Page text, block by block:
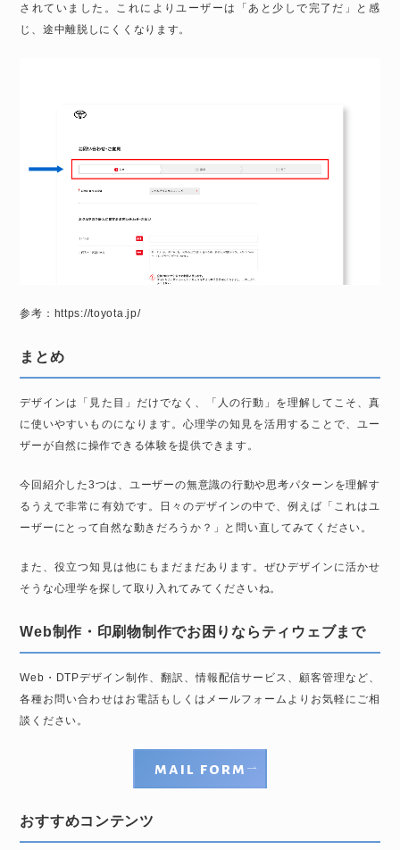
されていました。これによりユーザーは「あと少しで完了だ」と感
じ、途中離脱しにくくなります。
参考： https://toyota.jp/
まとめ
デザインは「見た目」だけでなく、「人の行動」を理解してこそ、真
に使いやすいものになります。心理学の知見を活用することで、ユー
ザーが自然に操作できる体験を提供できます。
今回紹介した3つは、ユーザーの無意識の行動や思考パターンを理解す
るうえで非常に有効です。日々のデザインの中で、例えば「これはユ
ーザーにとって自然な動きだろうか？」と問い直してみてください。
また、役立つ知見は他にもまだまだあります。ぜひデザインに活かせ
そうな心理学を探して取り入れてみてくださいね。
Web制作・印刷物制作でお困りならティウェブまで
Web・DTPデザイン制作、翻訳、情報配信サービス、顧客管理など、
各種お問い合わせはお電話もしくはメールフォームよりお気軽にご相
談ください。
mail form
おすすめコンテンツ